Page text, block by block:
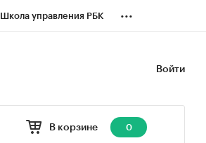
Школа управления РБК ...
Войти
В корзине 0